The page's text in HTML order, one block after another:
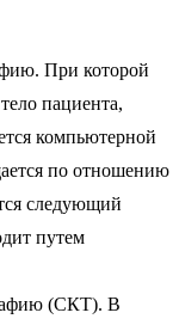
При которой
пациента,
компьютерной
по отношению
следующий
путем
(СКТ). В